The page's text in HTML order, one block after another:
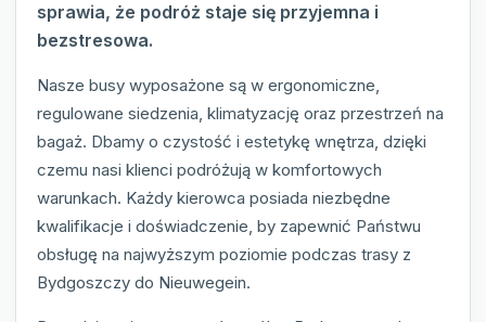
sprawia, że podróż staje się przyjemna i
bezstresowa.
Nasze busy wyposażone są w ergonomiczne,
regulowane siedzenia, klimatyzację oraz przestrzeń na
bagaż. Dbamy o czystość i estetykę wnętrza, dzięki
czemu nasi klienci podróżują w komfortowych
warunkach. Każdy kierowca posiada niezbędne
kwalifikacje i doświadczenie, by zapewnić Państwu
obsługę na najwyższym poziomie podczas trasy z
Bydgoszczy do Nieuwegein.